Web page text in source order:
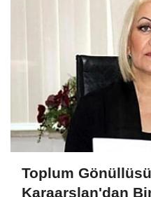
Toplum
Karaarslan'dan